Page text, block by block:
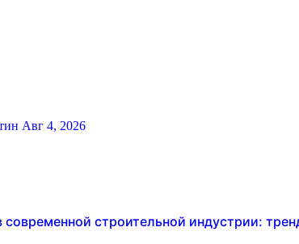
Авг 4, 2026
строительной индустрии: